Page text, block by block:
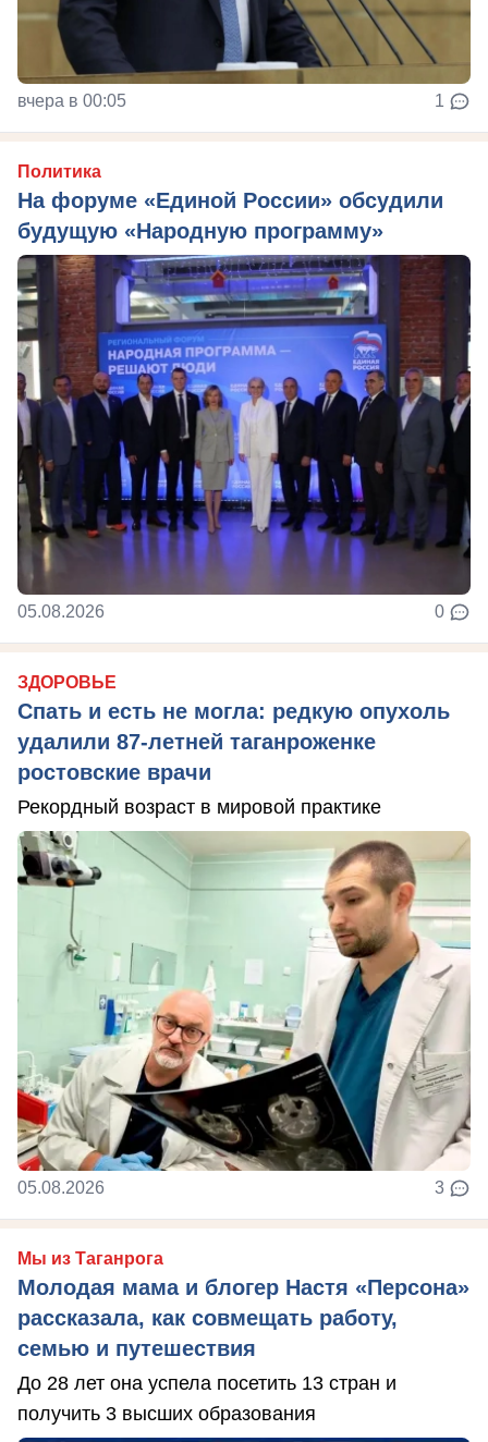
вчера в 00:05 1
Политика
На форуме «Единой России» обсудили
будущую «Народную программу»
05.08.2026 0
ЗДОРОВЬЕ
Спать и есть не могла: редкую опухоль
удалили 87-летней таганроженке
ростовские врачи
Рекордный возраст в мировой практике
05.08.2026 3
Мы из Таганрога
Молодая мама и блогер Настя «Персона»
рассказала, как совмещать работу,
семью и путешествия
До 28 лет она успела посетить 13 стран и
получить 3 высших образования